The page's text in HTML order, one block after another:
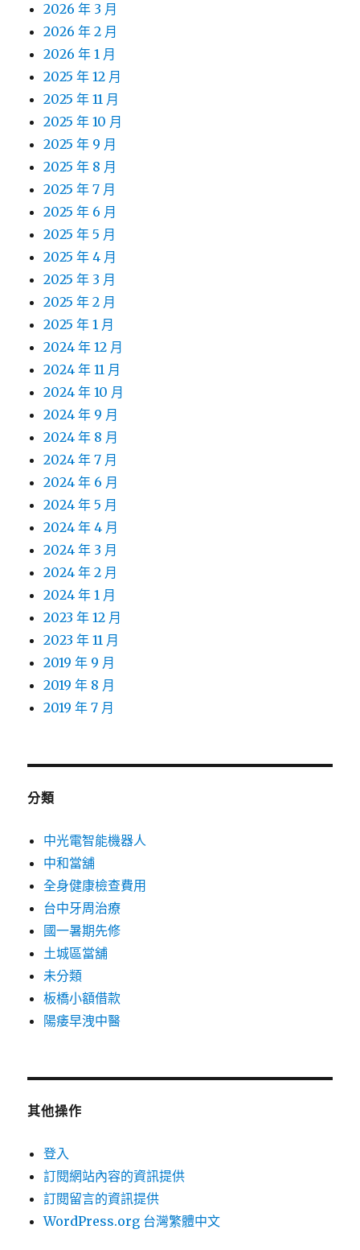
2026 年 3 月
2026 年 2 月
2026 年 1 月
2025 年 12 月
2025 年 11 月
2025 年 10 月
2025 年 9 月
2025 年 8 月
2025 年 7 月
2025 年 6 月
2025 年 5 月
2025 年 4 月
2025 年 3 月
2025 年 2 月
2025 年 1 月
2024 年 12 月
2024 年 11 月
2024 年 10 月
2024 年 9 月
2024 年 8 月
2024 年 7 月
2024 年 6 月
2024 年 5 月
2024 年 4 月
2024 年 3 月
2024 年 2 月
2024 年 1 月
2023 年 12 月
2023 年 11 月
2019 年 9 月
2019 年 8 月
2019 年 7 月
分類
中光電智能機器人
中和當舖
全身健康檢查費用
台中牙周治療
國一暑期先修
土城區當舖
未分類
板橋小額借款
陽痿早洩中醫
其他操作
登入
訂閱網站內容的資訊提供
訂閱留言的資訊提供
WordPress.org 台灣繁體中文